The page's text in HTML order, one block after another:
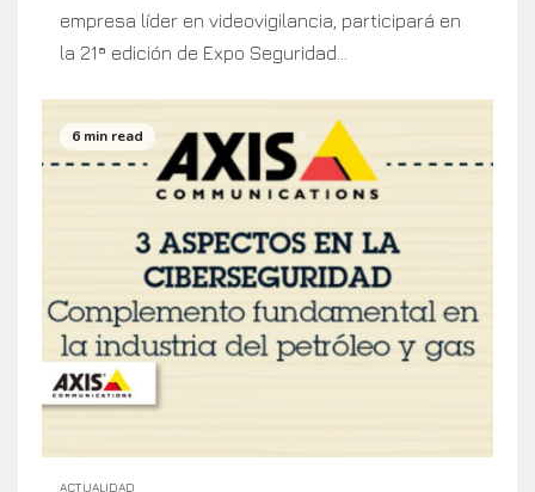
empresa líder en videovigilancia, participará en
la 21ª edición de Expo Seguridad...
6 min read
ACTUALIDAD